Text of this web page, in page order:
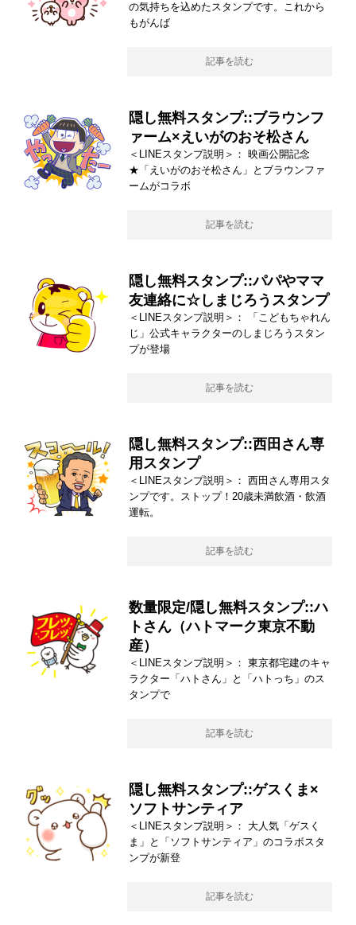
の気持ちを込めたスタンプです。これから
もがんば
記事を読む
隠し無料スタンプ::ブラウンフ
ァーム×えいがのおそ松さん
＜LINEスタンプ説明＞： 映画公開記念
★「えいがのおそ松さん」とブラウンファ
ームがコラボ
記事を読む
隠し無料スタンプ::パパやママ
友連絡に☆しまじろうスタンプ
＜LINEスタンプ説明＞： 「こどもちゃれん
じ」公式キャラクターのしまじろうスタン
プが登場
記事を読む
隠し無料スタンプ::西田さん専
用スタンプ
＜LINEスタンプ説明＞： 西田さん専用スタ
ンプです。ストップ！20歳未満飲酒・飲酒
運転。
記事を読む
数量限定/隠し無料スタンプ::ハ
トさん（ハトマーク東京不動
産）
＜LINEスタンプ説明＞： 東京都宅建のキャ
ラクター「ハトさん」と「ハトっち」のス
タンプで
記事を読む
隠し無料スタンプ::ゲスくま×
ソフトサンティア
＜LINEスタンプ説明＞： 大人気「ゲスく
ま」と「ソフトサンティア」のコラボスタ
ンプが新登
記事を読む